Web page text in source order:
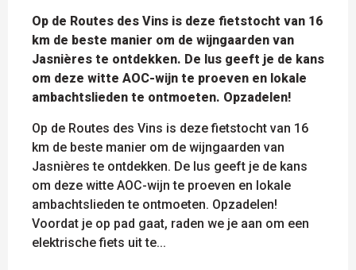
Op de Routes des Vins is deze fietstocht van 16
km de beste manier om de wijngaarden van
Jasnières te ontdekken. De lus geeft je de kans
om deze witte AOC-wijn te proeven en lokale
ambachtslieden te ontmoeten. Opzadelen!
Op de Routes des Vins is deze fietstocht van 16
km de beste manier om de wijngaarden van
Jasnières te ontdekken. De lus geeft je de kans
om deze witte AOC-wijn te proeven en lokale
ambachtslieden te ontmoeten. Opzadelen!
Voordat je op pad gaat, raden we je aan om een
elektrische fiets uit te...